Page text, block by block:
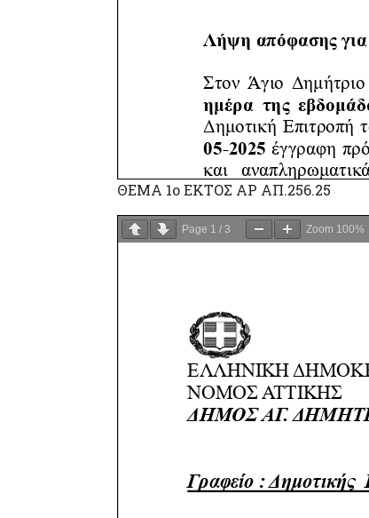
ΘΕΜΑ 1ο ΕΚΤΟΣ ΑΡ ΑΠ.256.25
Page 1 / 3 Zoom 100%